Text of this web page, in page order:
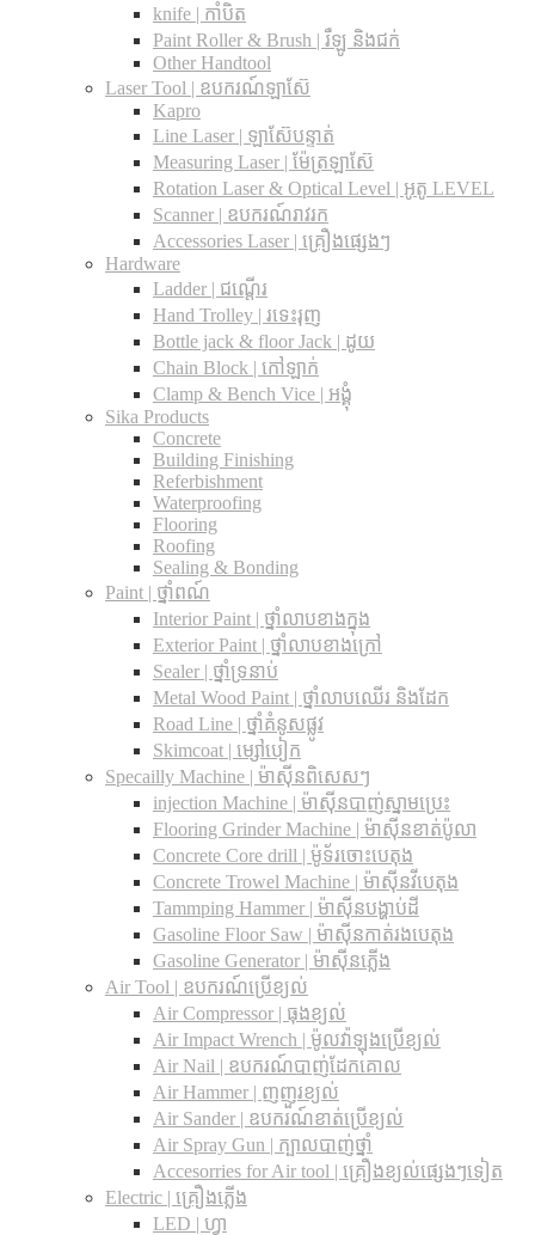
knife | កាំបិត
Paint Roller & Brush | រឺឡូ និងជក់
Other Handtool
Laser Tool | ឧបករណ៍ឡាស៊ែ
Kapro
Line Laser | ឡាស៊ែបន្ទាត់
Measuring Laser | ម៉ែត្រឡាស៊ែ
Rotation Laser & Optical Level | អូតូ LEVEL
Scanner | ឧបករណ៍រាវរក
Accessories Laser | គ្រឿងផ្សេងៗ
Hardware
Ladder | ជណ្តើរ
Hand Trolley | រទេះរុញ
Bottle jack & floor Jack​ | ដូយ
Chain Block | កៅឡាក់
Clamp & Bench Vice | អង្គុំ
Sika Products
Concrete
Building Finishing
Referbishment
Waterproofing
Flooring
Roofing
Sealing & Bonding
Paint | ថ្នាំពណ៍
Interior Paint | ថ្នាំលាបខាងក្នុង
Exterior Paint | ថ្នាំលាបខាងក្រៅ
Sealer | ថ្នាំទ្រនាប់
Metal Wood Paint | ថ្នាំលាបឈើរ និងដែក
Road Line | ថ្នាំគំនូសផ្លូវ
Skimcoat | ម្សៅបៀក
Specailly Machine | ម៉ាស៊ីនពិសេសៗ
injection Machine | ម៉ាស៊ីនបាញ់ស្នាមប្រេះ
Flooring Grinder Machine | ម៉ាស៊ីនខាត់ប៉ូលា
Concrete Core drill | ម៉ូទ័រចោះបេតុង
Concrete Trowel Machine | ម៉ាស៊ីនវីបេតុង
Tammping Hammer | ម៉ាស៊ីនបង្ហាប់ដី
Gasoline Floor Saw | ម៉ាស៊ីនកាត់រងបេតុង
Gasoline Generator | ម៉ាស៊ីនភ្លើង
Air Tool | ឧបករណ៍ប្រើខ្យល់
Air Compressor | ធុងខ្យល់
Air Impact Wrench | ម៉ូលវ៉ាឡុងប្រើខ្យល់
Air Nail | ឧបករណ៍បាញ់ដែកគោល
Air Hammer | ញញួរខ្យល់
Air Sander | ឧបករណ៍ខាត់ប្រើខ្យល់
Air Spray Gun | ក្បាលបាញ់ថ្នាំ
Accesorries for Air tool | គ្រឿងខ្យល់ផ្សេងៗទៀត
Electric | គ្រឿងភ្លើង
LED | ហ្វា